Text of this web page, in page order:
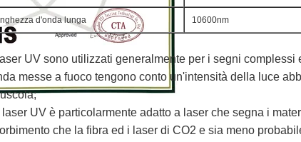
d'onda lunga 10600nm
laser UV sono utilizzati generalmente per i segni
messe a fuoco tengono conto un'intensità della luce
laser UV è particolarmente adatto a laser che segna i
che la fibra ed i laser di CO2 e sia meno